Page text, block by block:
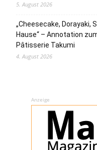
5. August 2026
„Cheesecake, Dorayaki,
Hause“ – Annotation
Pâtisserie Takumi
4. August 2026
Anzeige